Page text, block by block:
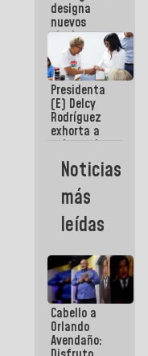
designa
nuevos
titulares en
Viceministerio
de Energía
Eléctrica y
CORPOELEC
Presidenta
(E) Delcy
Rodríguez
exhorta a
gobernadores
y alcaldes a
edificar
casas para
abuelos
Noticias
más
leídas
Cabello a
Orlando
Avendaño: